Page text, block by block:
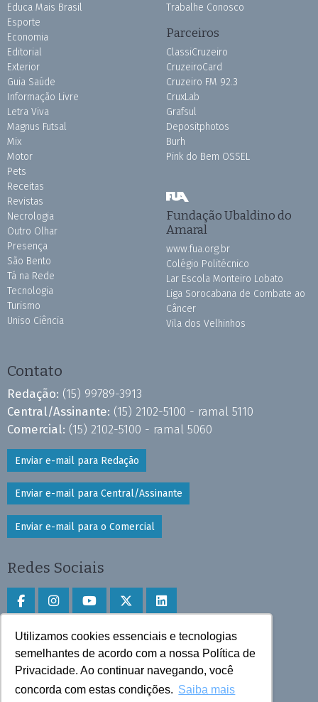
Utilizamos cookies essenciais e tecnologias
semelhantes de acordo com a nossa Política de
Privacidade. Ao continuar navegando, você
concorda com estas condições. Saiba mais
Educa Mais Brasil
Esporte
Economia
Editorial
Exterior
Guia Saúde
Informação Livre
Letra Viva
Magnus Futsal
Mix
Motor
Pets
Receitas
Revistas
Necrologia
Outro Olhar
Presença
São Bento
Tá na Rede
Tecnologia
Turismo
Uniso Ciência
Trabalhe Conosco
Parceiros
ClassiCruzeiro
CruzeiroCard
Cruzeiro FM 92.3
CruxLab
Grafsul
Depositphotos
Burh
Pink do Bem OSSEL
Fundação Ubaldino do
Amaral
www.fua.org.br
Colégio Politécnico
Lar Escola Monteiro Lobato
Liga Sorocabana de Combate ao
Câncer
Vila dos Velhinhos
Contato
Redação: (15) 99789-3913
Central/Assinante: (15) 2102-5100 - ramal 5110
Comercial: (15) 2102-5100 - ramal 5060
Enviar e-mail para Redação
Enviar e-mail para Central/Assinante
Enviar e-mail para o Comercial
Redes Sociais
Faça download do aplicativo
Play Store e App Store